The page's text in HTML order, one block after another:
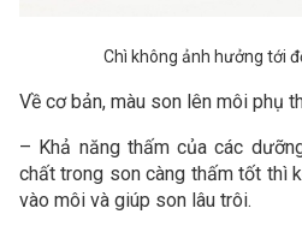
Chì không ảnh hưởng tới
Về cơ bản, màu son lên môi phụ
– Khả năng thấm của các
chất trong son càng thấm tốt thì
vào môi và giúp son lâu trôi.